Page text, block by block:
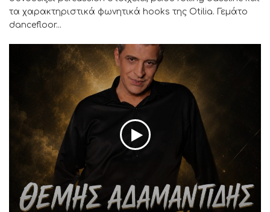
τα χαρακτηριστικά φωνητικά hooks της Otilia. Γεμάτο
dancefloor...